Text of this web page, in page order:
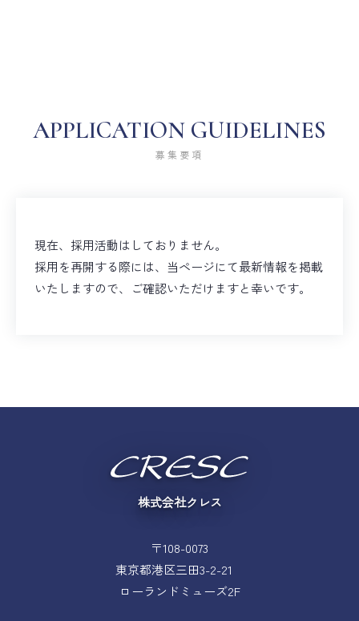
APPLICATION GUIDELINES
募集要項
現在、採用活動はしておりません。
採用を再開する際には、当ページにて最新情報を掲載
いたしますので、ご確認いただけますと幸いです。
株式会社クレス
〒108-0073
東京都港区三田3-2-21
ローランドミューズ2F